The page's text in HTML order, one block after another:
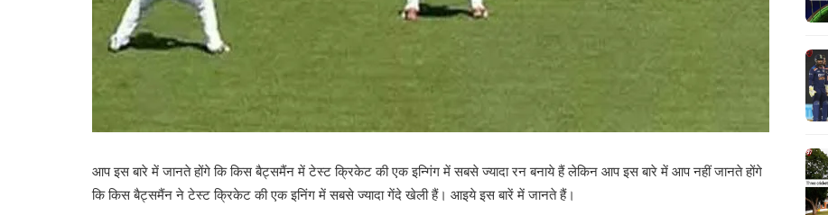
आप इस बारे में जानते होंगे कि किस बैट्समैंन में टेस्ट क्रिकेट की एक इन्गिंग में सबसे ज्यादा रन बनाये हैं लेकिन आप इस बारे में आप नहीं जानते होंगे
कि किस बैट्समैंन ने टेस्ट क्रिकेट की एक इनिंग में सबसे ज्यादा गेंदे खेली हैं। आइये इस बारें में जानते हैं।